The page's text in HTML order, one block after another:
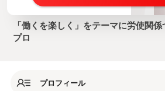
「働くを楽しく」をテーマに労使関
プロ
プロフィール